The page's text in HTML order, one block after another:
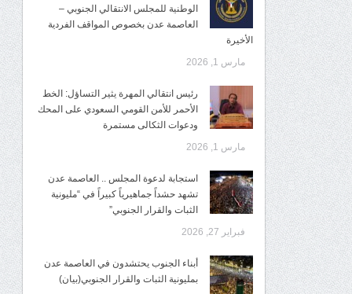
الوطنية للمجلس الانتقالي الجنوبي –
العاصمة عدن بخصوص المواقف الفردية
الأخيرة
مارس 1, 2026
رئيس انتقالي المهرة يثير التساؤل: الخط
الأحمر للأمن القومي السعودي على المحك
ودعوات الثكالى مستمرة
مارس 1, 2026
استجابة لدعوة المجلس .. العاصمة عدن
تشهد حشداً جماهيرياً كبيراً في “مليونية
الثبات والقرار الجنوبي”
فبراير 27, 2026
أبناء الجنوب يحتشدون في العاصمة عدن
بمليونية الثبات والقرار الجنوبي(بيان)